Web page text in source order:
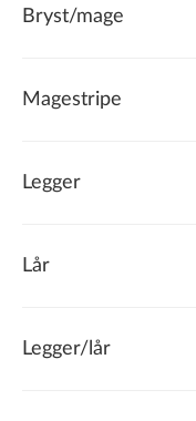
Bryst/mage
Magestripe
Legger
Lår
Legger/lår